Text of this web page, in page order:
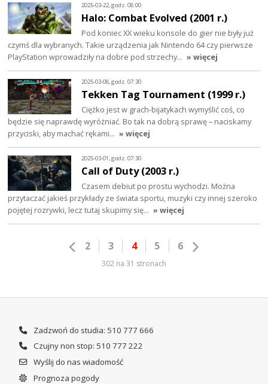
2025-03-22, godz. 08:00
Halo: Combat Evolved (2001 r.)
Pod koniec XX wieku konsole do gier nie były już
czymś dla wybranych. Takie urządzenia jak Nintendo 64 czy pierwsze
PlayStation wprowadziły na dobre pod strzechy… » więcej
2025-03-08, godz. 07:30
Tekken Tag Tournament (1999 r.)
Ciężko jest w grach-bijatykach wymyślić coś, co
będzie się naprawdę wyróżniać. Bo tak na dobrą sprawę – naciskamy
przyciski, aby machać rękami… » więcej
2025-03-01, godz. 07:30
Call of Duty (2003 r.)
Czasem debiut po prostu wychodzi. Można
przytaczać jakieś przykłady ze świata sportu, muzyki czy innej szeroko
pojętej rozrywki, lecz tutaj skupimy się… » więcej
2 3 4 5 6
302 na 31 stronach
Zadzwoń do studia: 510 777 666
Czujny non stop: 510 777 222
Wyślij do nas wiadomość
Prognoza pogody